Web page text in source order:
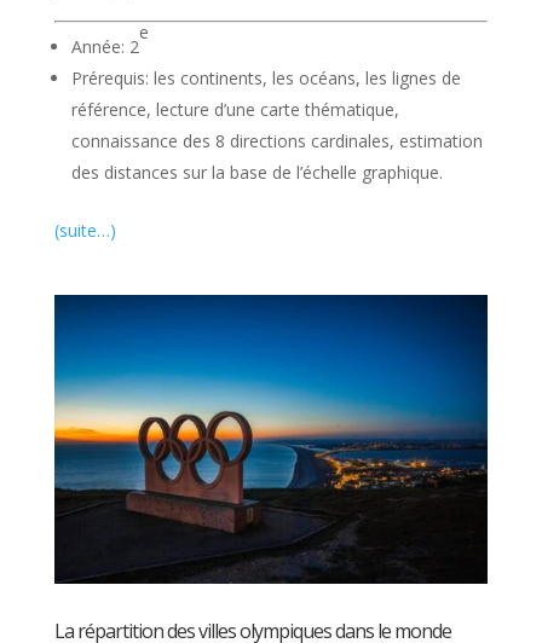
Année: 2
e
Prérequis: les continents, les océans, les lignes de
référence, lecture d’une carte thématique,
connaissance des 8 directions cardinales, estimation
des distances sur la base de l’échelle graphique.
(suite…)
La répartition des villes olympiques dans le monde